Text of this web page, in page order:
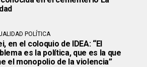
POLÍTICA
en el coloquio de IDEA: “El
es la política, que es la que
el monopolio de la violencia”